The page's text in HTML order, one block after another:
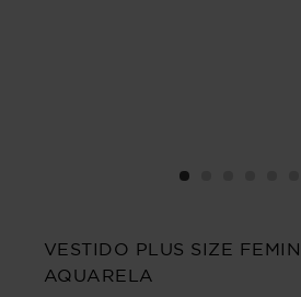
VESTIDO PLUS SIZE
AQUARELA